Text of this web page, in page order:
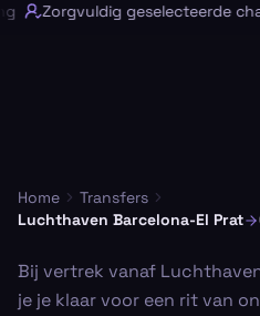
Zorgvuldig geselecteerde
Home
Transfers
Luchthaven Barcelona-El Prat
Bij vertrek vanaf
je je klaar voor een rit van